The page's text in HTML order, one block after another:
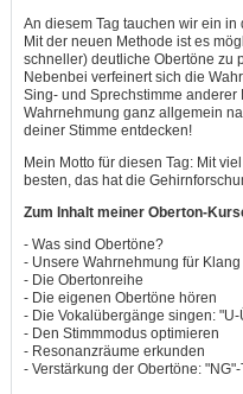
An diesem Tag tauchen wir ein in
Mit der neuen Methode ist es
schneller) deutliche Obertöne zu
Nebenbei verfeinert sich die
Sing- und Sprechstimme
Wahrnehmung ganz allgemein
deiner Stimme entdecken!
Mein Motto für diesen Tag: Mit
besten, das hat die
Zum Inhalt meiner Oberton-
- Was sind Obertöne?
- Unsere Wahrnehmung für
- Die Obertonreihe
- Die eigenen Obertöne hören
- Die Vokalübergänge singen: "U-
- Den Stimmmodus optimieren
- Resonanzräume erkunden
- Verstärkung der Obertöne: